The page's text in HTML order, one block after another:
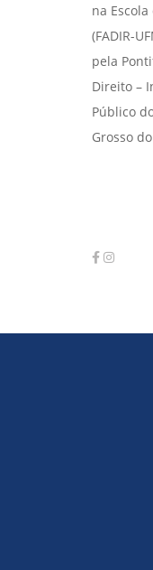
na
(FADIR-
pela
Direito –
Público
Grosso